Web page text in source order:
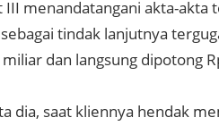
III menandatangani akta-akta
tindak lanjutnya
dan langsung dipotong
dia, saat kliennya hendak